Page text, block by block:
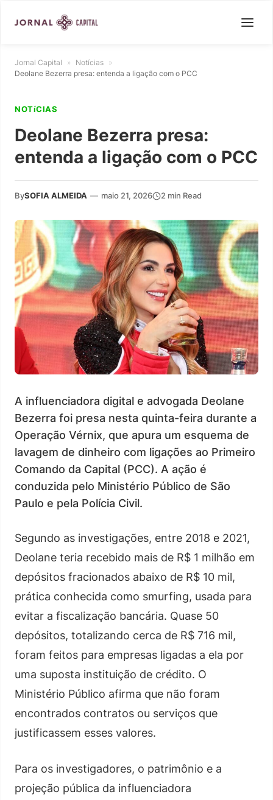
Jornal Capital » Notícias »
Deolane Bezerra presa: entenda a ligação com o PCC
NOTíCIAS
Deolane Bezerra presa:
entenda a ligação com o PCC
BySOFIA ALMEIDA — maio 21, 2026 2 min Read
A influenciadora digital e advogada Deolane
Bezerra foi presa nesta quinta-feira durante a
Operação Vérnix, que apura um esquema de
lavagem de dinheiro com ligações ao Primeiro
Comando da Capital (PCC). A ação é
conduzida pelo Ministério Público de São
Paulo e pela Polícia Civil.
Segundo as investigações, entre 2018 e 2021,
Deolane teria recebido mais de R$ 1 milhão em
depósitos fracionados abaixo de R$ 10 mil,
prática conhecida como smurfing, usada para
evitar a fiscalização bancária. Quase 50
depósitos, totalizando cerca de R$ 716 mil,
foram feitos para empresas ligadas a ela por
uma suposta instituição de crédito. O
Ministério Público afirma que não foram
encontrados contratos ou serviços que
justificassem esses valores.
Para os investigadores, o patrimônio e a
projeção pública da influenciadora